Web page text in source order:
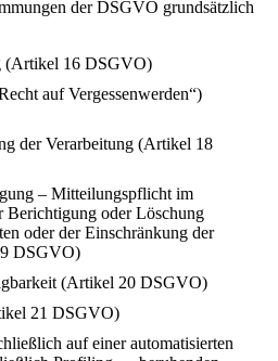
der DSGVO grundsätzlich
(Artikel 16 DSGVO)
auf Vergessenwerden“)
der Verarbeitung (Artikel 18
– Mitteilungspflicht im
Berichtigung oder Löschung
oder der Einschränkung der
DSGVO)
(Artikel 20 DSGVO)
21 DSGVO)
auf einer automatisierten